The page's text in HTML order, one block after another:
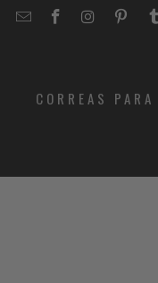
EMAILSTRAPCODE
CORREAS